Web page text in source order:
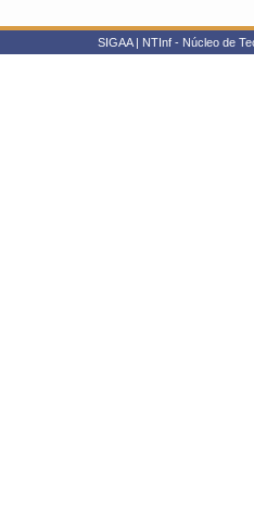
SIGAA | NTInf - Núcleo de